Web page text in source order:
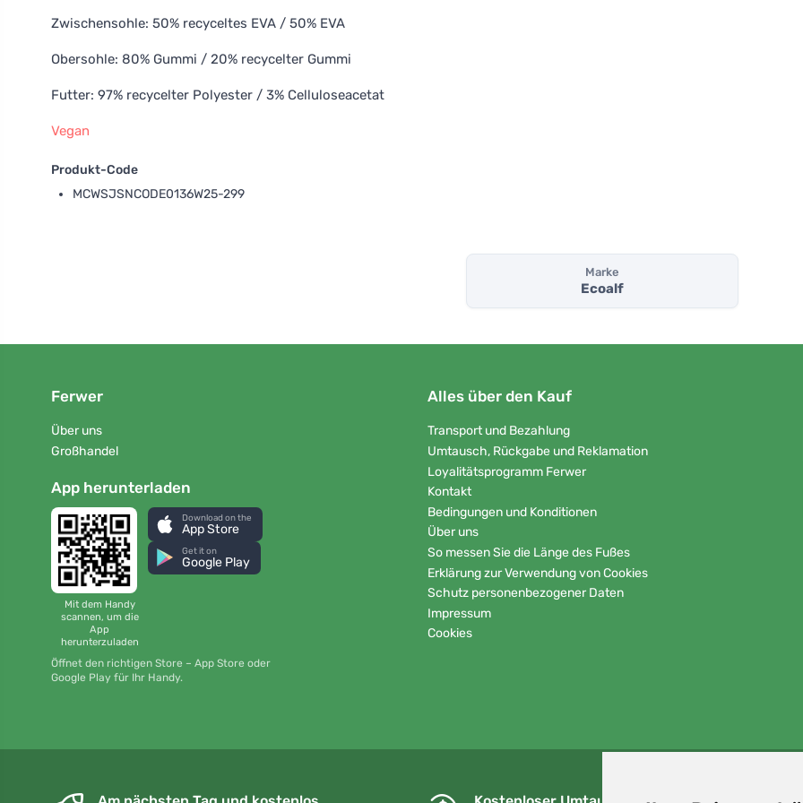
Zwischensohle: 50% recyceltes EVA / 50% EVA
Obersohle: 80% Gummi / 20% recycelter Gummi
Futter: 97% recycelter Polyester / 3% Celluloseacetat
Vegan
Produkt-Code
MCWSJSNCODE0136W25-299
Marke
Ecoalf
Ferwer
Über uns
Großhandel
App herunterladen
Mit dem Handy
scannen, um die
App
herunterzuladen
Download on the
App Store
Get it on
Google Play
Öffnet den richtigen Store – App Store oder
Google Play für Ihr Handy.
Alles über den Kauf
Transport und Bezahlung
Umtausch, Rückgabe und Reklamation
Loyalitätsprogramm Ferwer
Kontakt
Bedingungen und Konditionen
Über uns
So messen Sie die Länge des Fußes
Erklärung zur Verwendung von Cookies
Schutz personenbezogener Daten
Impressum
Cookies